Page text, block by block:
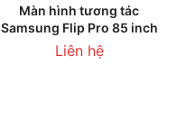
Màn hình tương tác
Samsung Flip Pro 85 inch
Liên hệ